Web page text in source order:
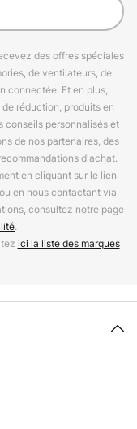
des offres spéciales
de ventilateurs, de
connectée. Et en plus,
réduction, produits en
conseils personnalisés et
de nos partenaires, des
d'achat.
en cliquant sur le lien
en nous contactant via
consultez notre page
.
ici la liste des marques